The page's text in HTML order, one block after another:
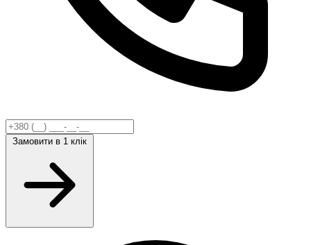
Замовити в 1 клік